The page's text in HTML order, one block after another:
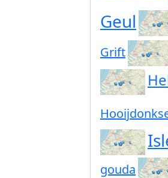
Geul
Grift
gouda